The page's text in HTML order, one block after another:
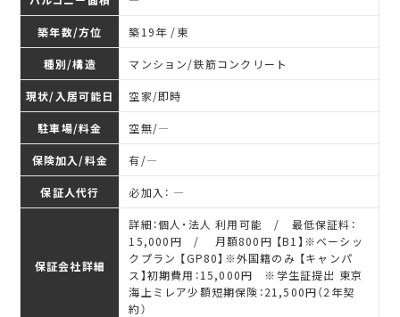
築年数/方位 築19年 /東
種別/構造 マンション/鉄筋コンクリート
現状/入居可能日 空家/即時
駐車場/料金 空無/―
保険加入/料金 有/―
保証人代行 必加入： ―
保証会社詳細
詳細：個人・法人 利用可能 / 最低保証料：
15,000円 / 月額800円 【B1】※ベーシッ
クプラン 【GP80】※外国籍のみ 【キャンパ
ス】初期費用：15,000円 ※学生証提出 東京
海上ミレア少額短期保険：21,500円（2年契
約）